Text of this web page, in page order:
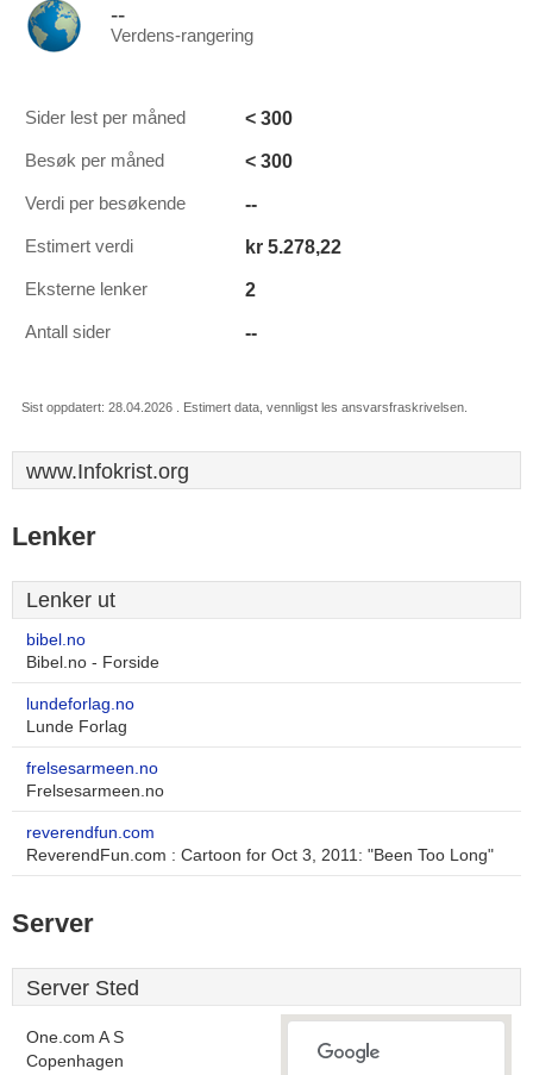
--
Verdens-rangering
Sider lest per måned < 300
Besøk per måned < 300
Verdi per besøkende --
Estimert verdi kr 5.278,22
Eksterne lenker 2
Antall sider --
Sist oppdatert: 28.04.2026 . Estimert data, vennligst les ansvarsfraskrivelsen.
www.Infokrist.org
Lenker
Lenker ut
bibel.no
Bibel.no - Forside
lundeforlag.no
Lunde Forlag
frelsesarmeen.no
Frelsesarmeen.no
reverendfun.com
ReverendFun.com : Cartoon for Oct 3, 2011: "Been Too Long"
Server
Server Sted
One.com A S
Copenhagen